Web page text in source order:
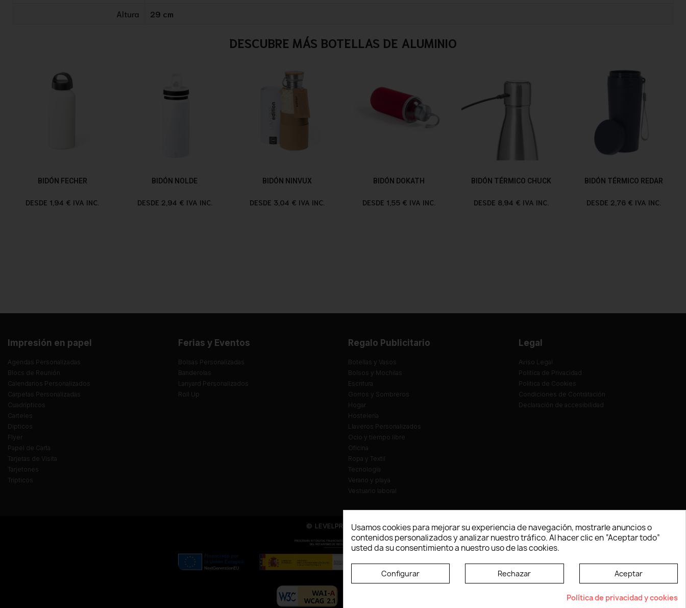
Altura
29 cm
DESCUBRE MÁS BOTELLAS DE ALUMINIO
BIDÓN FECHER
DESDE 1,94 € IVA INC.
BIDÓN NOLDE
DESDE 2,94 € IVA INC.
BIDÓN NINVUX
DESDE 3,04 € IVA INC.
BIDÓN DOKATH
DESDE 1,55 € IVA INC.
BIDÓN TÉRMICO CHUCK
DESDE 8,94 € IVA INC.
BIDÓN TÉRMICO REDAR
DESDE 2,76 € IVA INC.
Impresión en papel
Agendas Personalizadas
Blocs de Reunión
Calendarios Personalizados
Carpetas Personalizadas
Cuadrípticos
Carteles
Dípticos
Flyer
Papel de Carta
Tarjetas de Visita
Tarjetones
Trípticos
Ferias y Eventos
Bolsas Personalizadas
Banderolas
Lanyard Personalizados
Roll Up
Regalo Publicitario
Botellas y Vasos
Bolsos y Mochilas
Escritura
Gorros y Sombreros
Hogar
Hostelería
Llaveros Personalizados
Ocio y tiempo libre
Oficina
Ropa y Textil
Tecnología
Verano y playa
Vestuario laboral
Legal
Aviso Legal
Política de Privacidad
Política de Cookies
Condiciones de Contratación
Declaración de accesibilidad
© LEVELPRINT - 2026
La página dispone de código accesible según las normas dictadas por la W3C
Usamos cookies para mejorar su experiencia de navegación, mostrarle anuncios o
contenidos personalizados y analizar nuestro tráfico. Al hacer clic en “Aceptar todo”
usted da su consentimiento a nuestro uso de las cookies.
Configurar Rechazar Aceptar
Política de privacidad y cookies